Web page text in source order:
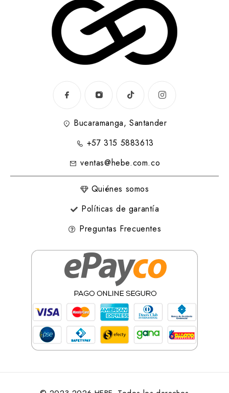
Bucaramanga, Santander
+57 315 5883613
ventas@hebe.com.co
Quiénes somos
Políticas de garantía
Preguntas Frecuentes